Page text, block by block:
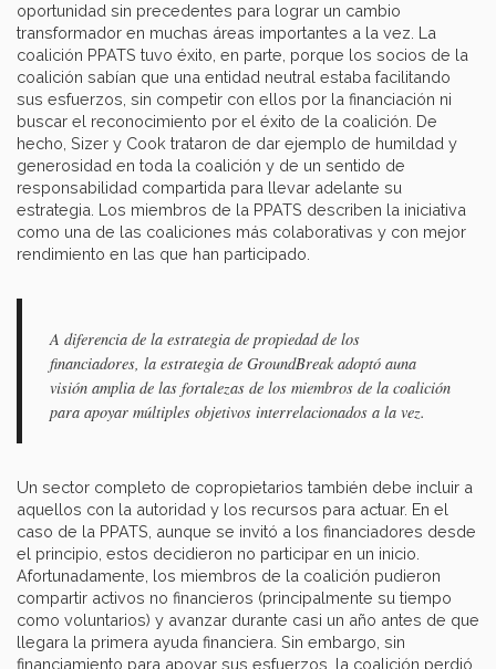
oportunidad sin precedentes para lograr un cambio
transformador en muchas áreas importantes a la vez. La
coalición PPATS tuvo éxito, en parte, porque los socios de la
coalición sabían que una entidad neutral estaba facilitando
sus esfuerzos, sin competir con ellos por la financiación ni
buscar el reconocimiento por el éxito de la coalición. De
hecho, Sizer y Cook trataron de dar ejemplo de humildad y
generosidad en toda la coalición y de un sentido de
responsabilidad compartida para llevar adelante su
estrategia. Los miembros de la PPATS describen la iniciativa
como una de las coaliciones más colaborativas y con mejor
rendimiento en las que han participado.
A diferencia de la estrategia de propiedad de los
financiadores, la estrategia de GroundBreak adoptó auna
visión amplia de las fortalezas de los miembros de la coalición
para apoyar múltiples objetivos interrelacionados a la vez.
Un sector completo de copropietarios también debe incluir a
aquellos con la autoridad y los recursos para actuar. En el
caso de la PPATS, aunque se invitó a los financiadores desde
el principio, estos decidieron no participar en un inicio.
Afortunadamente, los miembros de la coalición pudieron
compartir activos no financieros (principalmente su tiempo
como voluntarios) y avanzar durante casi un año antes de que
llegara la primera ayuda financiera. Sin embargo, sin
financiamiento para apoyar sus esfuerzos, la coalición perdió